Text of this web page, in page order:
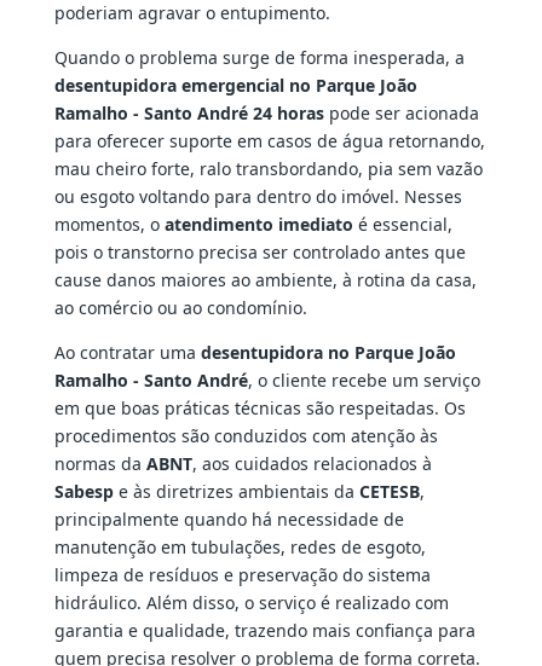
poderiam agravar o entupimento.
Quando o problema surge de forma inesperada, a
desentupidora emergencial no Parque João
Ramalho - Santo André 24 horaspode ser acionada
para oferecer suporte em casos de água retornando,
mau cheiro forte, ralo transbordando, pia sem vazão
ou esgoto voltando para dentro do imóvel. Nesses
momentos, o atendimento imediato é essencial,
pois o transtorno precisa ser controlado antes que
cause danos maiores ao ambiente, à rotina da casa,
ao comércio ou ao condomínio.
Ao contratar uma desentupidora no Parque João
Ramalho - Santo André, o cliente recebe um serviço
em que boas práticas técnicas são respeitadas. Os
procedimentos são conduzidos com atenção às
normas da ABNT, aos cuidados relacionados à
Sabespe às diretrizes ambientais da CETESB,
principalmente quando há necessidade de
manutenção em tubulações, redes de esgoto,
limpeza de resíduos e preservação do sistema
hidráulico. Além disso, o serviço é realizado com
garantia e qualidade, trazendo mais confiança para
quem precisa resolver o problema de forma correta.